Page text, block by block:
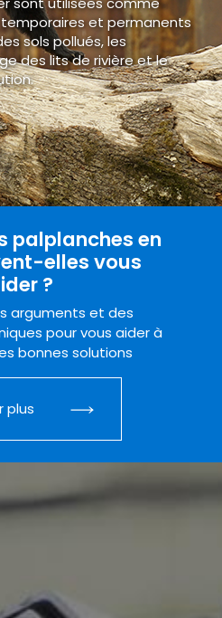
et permanents
sols pollués, les
des lits de rivière et le
palplanches en
elles vous
?
arguments et des
pour vous aider à
bonnes solutions
plus